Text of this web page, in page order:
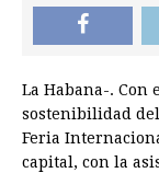
La Habana-. Con
sostenibilidad
Feria
capital, con la